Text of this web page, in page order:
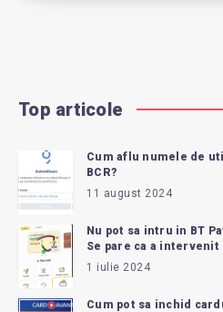
Top articole
Cum aflu numele de
BCR?
11 august 2024
Nu pot sa intru in BT
Se pare ca a intervenit
1 iulie 2024
Cum pot sa inchid